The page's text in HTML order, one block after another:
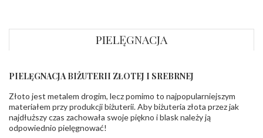
679-25-92-107; sklep@wec.com.pl
- rodzaj
Nie nadaje się dla dzieci w wieku poniżej 3 lat
PIELĘGNACJA
PIELĘGNACJA BIŻUTERII ZŁOTEJ I SREBRNEJ
Złoto jest metalem drogim, lecz pomimo to najpopularniejszym
materiałem przy produkcji biżuterii. Aby biżuteria złota przez jak
najdłuższy czas zachowała swoje piękno i blask należy ją
odpowiednio pielęgnować!